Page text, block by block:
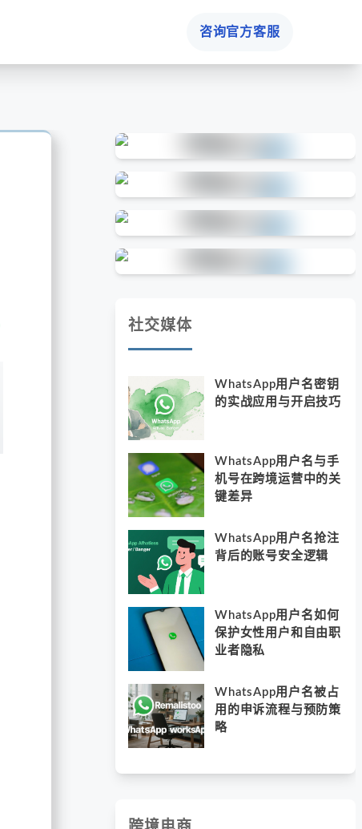
咨询官方客服
社交媒体
WhatsApp用户名密钥
的实战应用与开启技巧
WhatsApp用户名与手
机号在跨境运营中的关
键差异
WhatsApp用户名抢注
背后的账号安全逻辑
WhatsApp用户名如何
保护女性用户和自由职
业者隐私
WhatsApp用户名被占
用的申诉流程与预防策
略